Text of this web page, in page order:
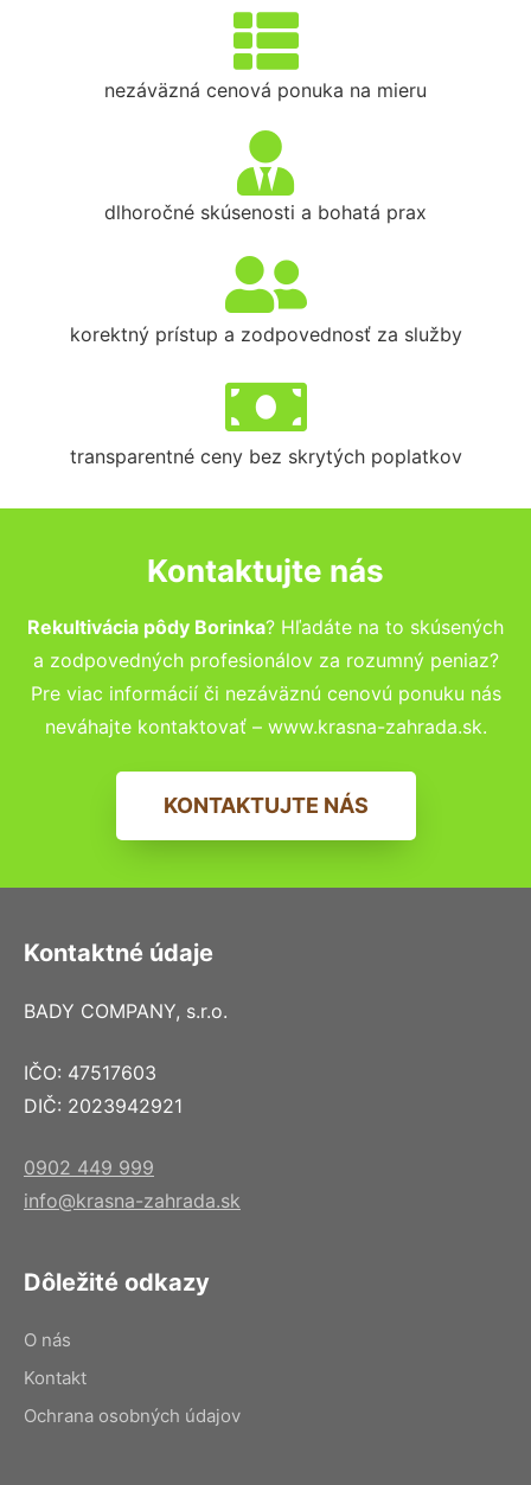
nezáväzná cenová ponuka na mieru
dlhoročné skúsenosti a bohatá prax
korektný prístup a zodpovednosť za služby
transparentné ceny bez skrytých poplatkov
Kontaktujte nás
Rekultivácia pôdy Borinka? Hľadáte na to skúsených
a zodpovedných profesionálov za rozumný peniaz?
Pre viac informácií či nezáväznú cenovú ponuku nás
neváhajte kontaktovať – www.krasna-zahrada.sk.
KONTAKTUJTE NÁS
Kontaktné údaje
BADY COMPANY, s.r.o.
IČO: 47517603
DIČ: 2023942921
0902 449 999
info@krasna-zahrada.sk
Dôležité odkazy
O nás
Kontakt
Ochrana osobných údajov